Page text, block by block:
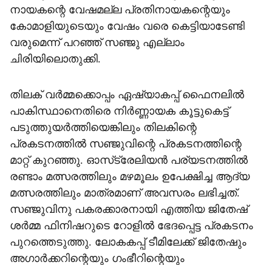
നായകന്റെ വേഷമല്ല പ്രതിനായകന്റെയും
കോമാളിയുടെയും വേഷം വരെ കെട്ടിയാടേണ്ടി
വരുമെന്ന് പറഞ്ഞ് സഞ്ജു എല്ലാം
ചിരിയിലൊതുക്കി.
തിലക് വര്‍മ്മക്കൊപ്പം ഏഷ്യാകപ്പ് ഫൈനലില്‍
പാകിസ്ഥാനെതിരെ നിര്‍ണ്ണായക കൂട്ടുകെട്ട്
പടുത്തുയര്‍ത്തിയെങ്കിലും തിലകിന്റെ
പ്രകടനത്തില്‍ സഞ്ജുവിന്റെ പ്രകടനത്തിന്റെ
മാറ്റ് കുറഞ്ഞു. ഓസ്‌ട്രേലിയന്‍ പര്യടനത്തില്‍
രണ്ടാം മത്സരത്തിലും മഴമൂലം ഉപേക്ഷിച്ച ആദ്യ
മത്സരത്തിലും മാത്രമാണ് അവസരം ലഭിച്ചത്.
സഞ്ജുവിനു പകരക്കാരനായി എത്തിയ ജിതേഷ്
ശര്‍മ്മ ഫിനിഷറുടെ റോളില്‍ ഭേദപ്പെട്ട പ്രകടനം
പുറത്തെടുത്തു. ലോകകപ്പ് ടീമിലേക്ക് ജിതേഷും
അഗാര്‍ക്കറിന്റെയും ഗംഭീറിന്റെയും